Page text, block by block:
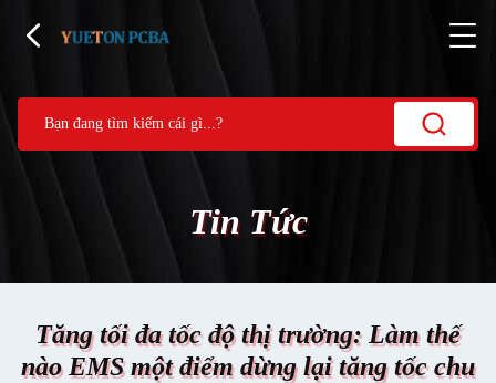
Tin Tức
Tăng tối đa tốc độ thị trường: Làm thế
nào EMS một điểm dừng lại tăng tốc chu